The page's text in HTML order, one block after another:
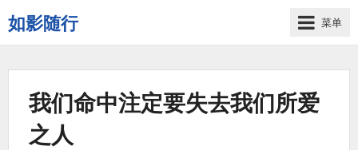
如影随行
如
果
菜单
我们命中注定要失去我们所爱
之人